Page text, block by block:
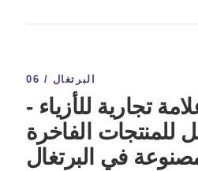
06 / البرتغال
تجارية للأزياء -
للمنتجات الفاخرة
في البرتغال